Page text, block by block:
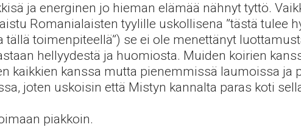
ja energinen jo hieman elämää nähnyt tyttö.
Romanialaisten tyylille uskollisena ”tästä tulee
toimenpiteellä”) se ei ole menettänyt
hellyydestä ja huomiosta. Muiden koirien
kaikkien kanssa mutta pienemmissä laumoissa ja
joten uskoisin että Mistyn kannalta paras koti
piakkoin.